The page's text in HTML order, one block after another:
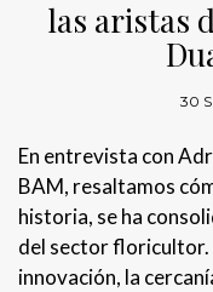
las aristas
30
En entrevista con
BAM, resaltamos
historia, se ha
del sector floricultor.
innovación, la